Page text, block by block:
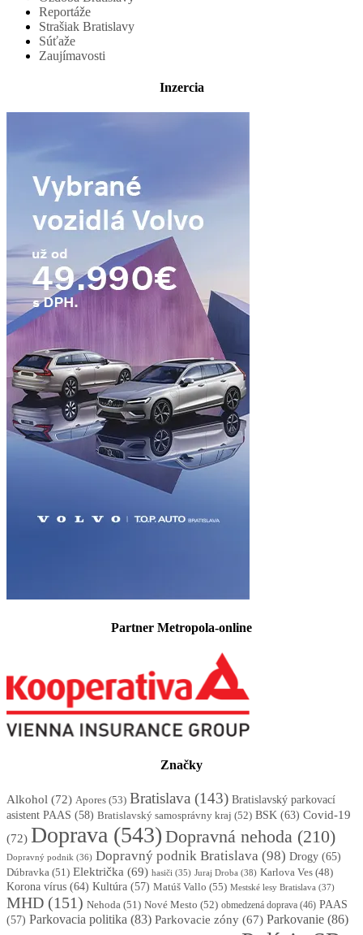
Reportáže
Strašiak Bratislavy
Súťaže
Zaujímavosti
Inzercia
Partner Metropola-online
Značky
Alkohol (72) Apores (53) Bratislava (143) Bratislavský parkovací
asistent PAAS (58) Bratislavský samosprávny kraj (52) BSK (63) Covid-19
(72) Doprava (543) Dopravná nehoda (210)
Dopravný podnik (36) Dopravný podnik Bratislava (98) Drogy (65)
Dúbravka (51) Električka (69) hasiči (35) Juraj Droba (38) Karlova Ves (48)
Korona vírus (64) Kultúra (57) Matúš Vallo (55) Mestské lesy Bratislava (37)
MHD (151) Nehoda (51) Nové Mesto (52) obmedzená doprava (46) PAAS
(57) Parkovacia politika (83) Parkovacie zóny (67) Parkovanie (86)